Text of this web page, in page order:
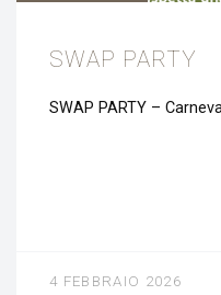
SWAP PARTY
SWAP PARTY –
4 FEBBRAIO 2026